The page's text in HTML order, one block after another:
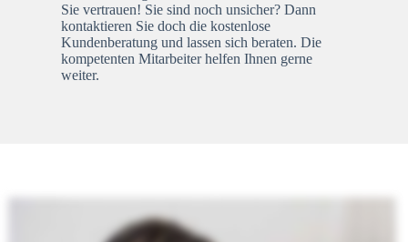
Sie vertrauen! Sie sind noch unsicher? Dann
kontaktieren Sie doch die kostenlose
Kundenberatung und lassen sich beraten. Die
kompetenten Mitarbeiter helfen Ihnen gerne
weiter.